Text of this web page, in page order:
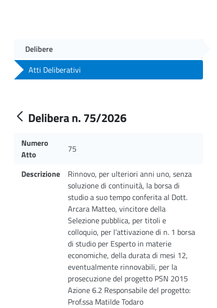
Delibere
Atti Deliberativi
Delibera n. 75/2026
Numero
Atto
75
Descrizione
Rinnovo, per ulteriori anni uno, senza
soluzione di continuità, la borsa di
studio a suo tempo conferita al Dott.
Arcara Matteo, vincitore della
Selezione pubblica, per titoli e
colloquio, per l’attivazione di n. 1 borsa
di studio per Esperto in materie
economiche, della durata di mesi 12,
eventualmente rinnovabili, per la
prosecuzione del progetto PSN 2015
Azione 6.2 Responsabile del progetto:
Prof.ssa Matilde Todaro